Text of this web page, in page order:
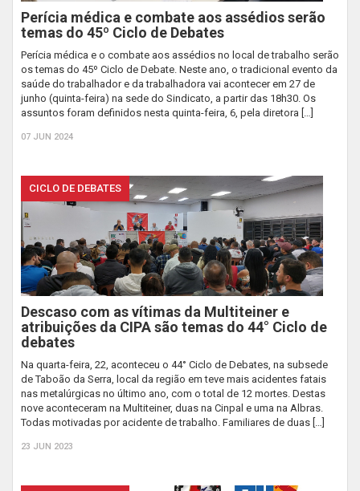
Perícia médica e combate aos assédios serão
temas do 45º Ciclo de Debates
Perícia médica e o combate aos assédios no local de trabalho serão
os temas do 45º Ciclo de Debate. Neste ano, o tradicional evento da
saúde do trabalhador e da trabalhadora vai acontecer em 27 de
junho (quinta-feira) na sede do Sindicato, a partir das 18h30. Os
assuntos foram definidos nesta quinta-feira, 6, pela diretora […]
07 JUN 2024
CICLO DE DEBATES
Descaso com as vítimas da Multiteiner e
atribuições da CIPA são temas do 44° Ciclo de
debates
Na quarta-feira, 22, aconteceu o 44° Ciclo de Debates, na subsede
de Taboão da Serra, local da região em teve mais acidentes fatais
nas metalúrgicas no último ano, com o total de 12 mortes. Destas
nove aconteceram na Multiteiner, duas na Cinpal e uma na Albras.
Todas motivadas por acidente de trabalho. Familiares de duas […]
23 JUN 2023